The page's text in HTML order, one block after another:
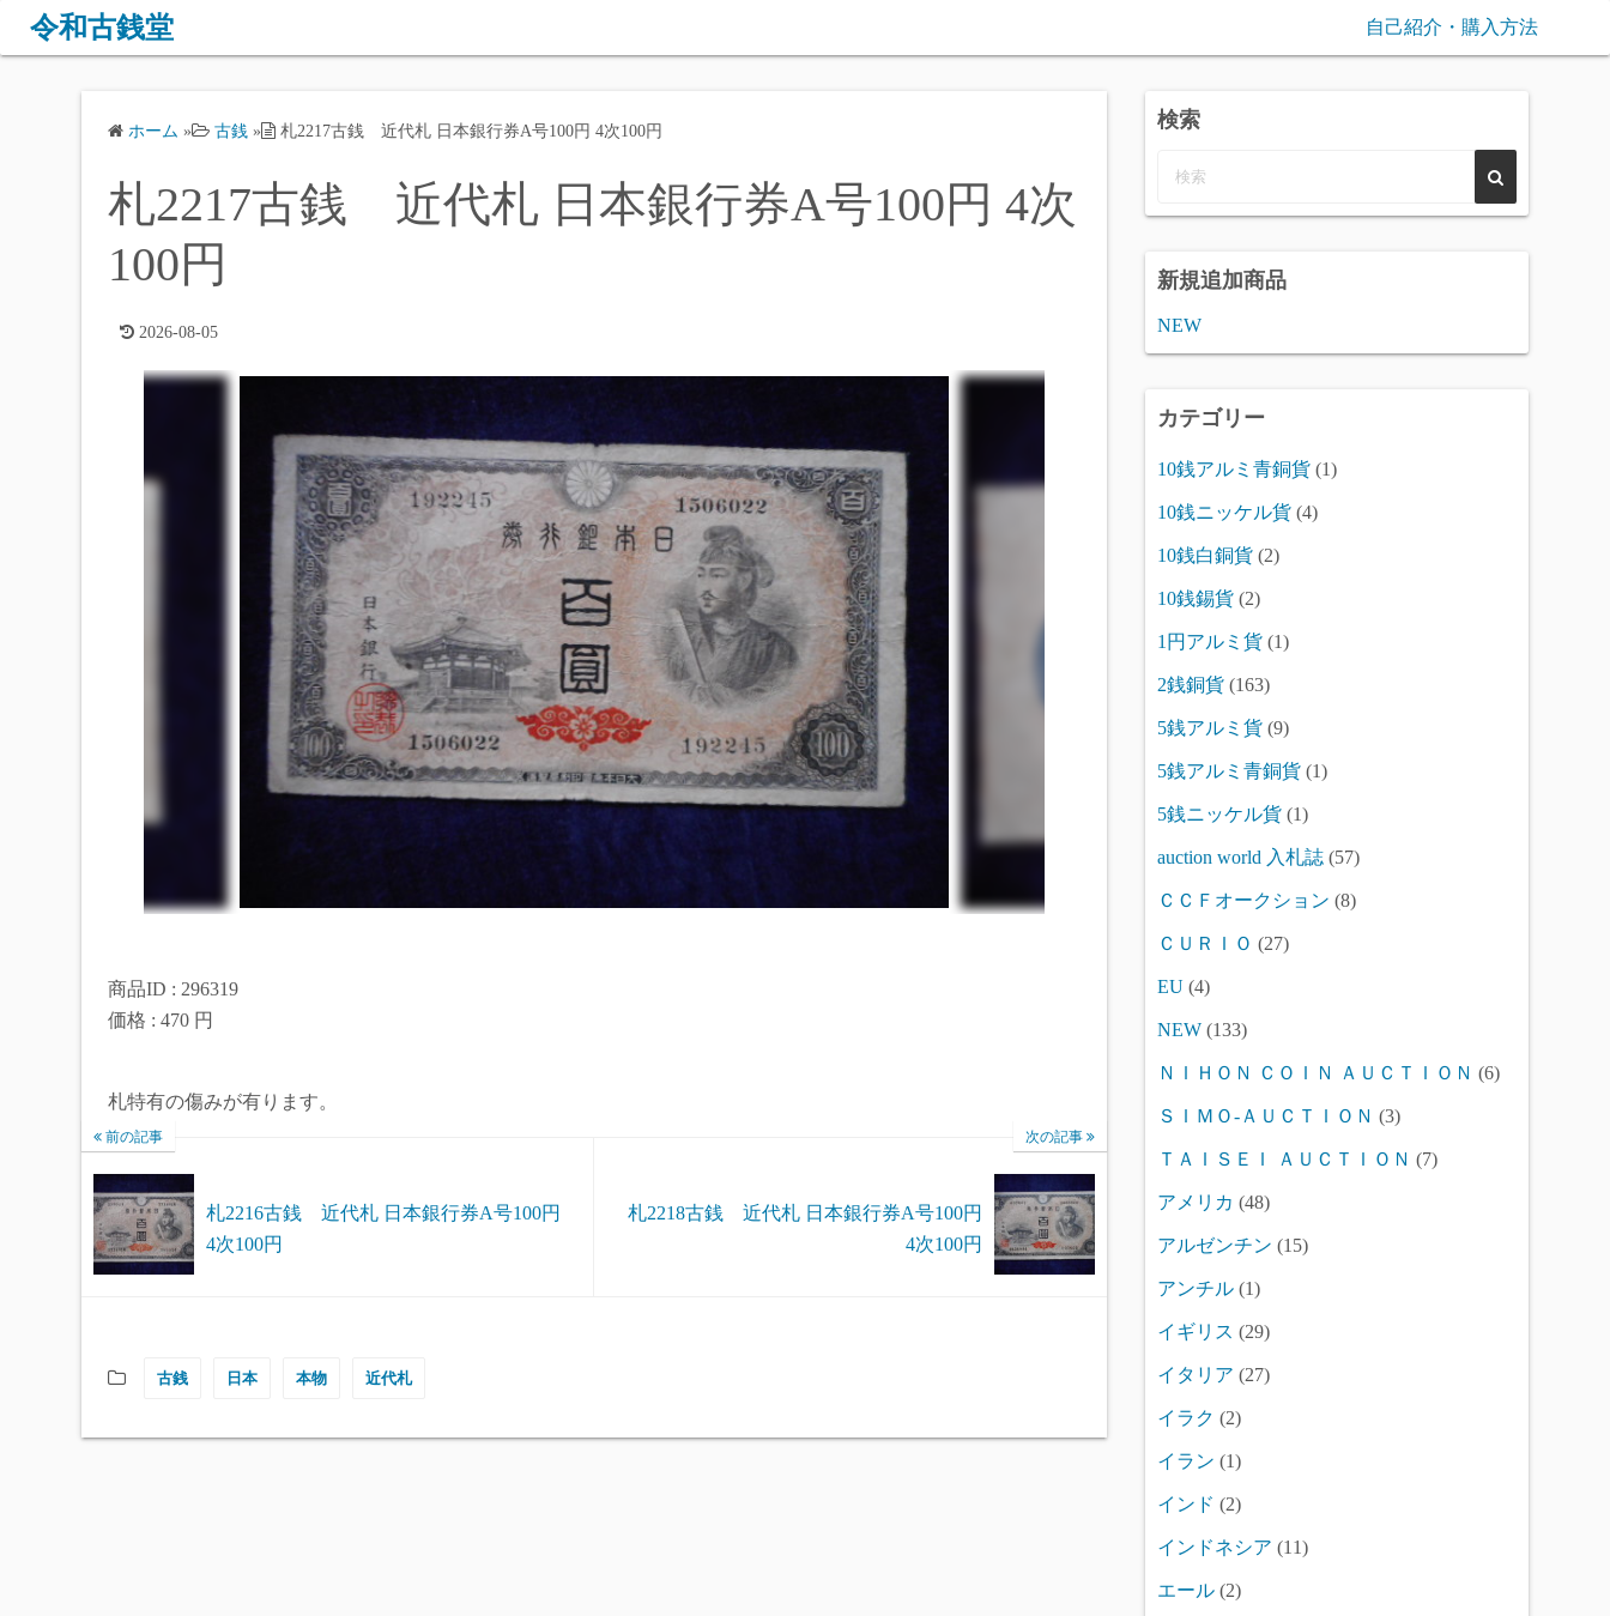
令和古銭堂 自己紹介・購入方法
ホーム » 古銭 » 札2217古銭 近代札 日本銀行券A号100円 4次100円
札2217古銭 近代札 日本銀行券A号100円 4次
100円
2026-08-05
商品ID : 296319
価格 : 470 円
札特有の傷みが有ります。
前の記事
札2216古銭 近代札 日本銀行券A号100円
4次100円
次の記事
札2218古銭 近代札 日本銀行券A号100円
4次100円
古銭 日本 本物 近代札
検索
新規追加商品
NEW
カテゴリー
10銭アルミ青銅貨 (1)
10銭ニッケル貨 (4)
10銭白銅貨 (2)
10銭錫貨 (2)
1円アルミ貨 (1)
2銭銅貨 (163)
5銭アルミ貨 (9)
5銭アルミ青銅貨 (1)
5銭ニッケル貨 (1)
auction world 入札誌 (57)
ＣＣＦオークション (8)
ＣＵＲＩＯ (27)
EU (4)
NEW (133)
ＮＩＨＯＮ ＣＯＩＮ ＡＵＣＴＩＯＮ (6)
ＳＩＭＯ-ＡＵＣＴＩＯＮ (3)
ＴＡＩＳＥＩ ＡＵＣＴＩＯＮ (7)
アメリカ (48)
アルゼンチン (15)
アンチル (1)
イギリス (29)
イタリア (27)
イラク (2)
イラン (1)
インド (2)
インドネシア (11)
エール (2)